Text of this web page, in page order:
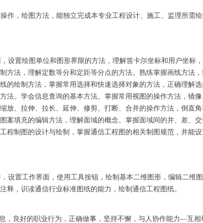
作，绘图方法，能独立完成本专业工程设计、施工、监理所需绘
设置绘图单位和图形界限的方法，理解笛卡尔坐标和用户坐标
方法，理解定数等分和定距等分点的方法。熟练掌握画线方法，
的绘制方法，掌握常用选择和快速选择对象的方法，正确理解选
。学会信息查询的基本方法。掌握常用视图的操作方法，镜像
放、拉伸、拉长、延伸、修剪、打断、合并的操作方法，倒直角
案填充的编辑方法，理解面域的概念。掌握面域间的并、差、
程制图的设计与绘制，掌握通信工程图的相关制图规范，并能
设置工作界面，使用工具按钮，绘制基本二维图形，编辑二维图
，识读通信行业标准图纸的能力，绘制通信工程图纸。
良好的职业行为，正确做事，坚持不懈，与人协作能力—互相